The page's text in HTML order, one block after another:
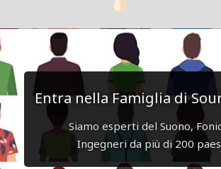
Entra nella Famiglia di
Siamo esperti del Suono,
Ingegneri da più di 200